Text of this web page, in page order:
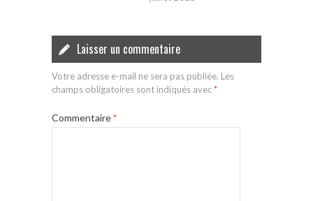
Laisser un commentaire
Votre adresse e-mail ne sera pas publiée. Les
champs obligatoires sont indiqués avec*
Commentaire*